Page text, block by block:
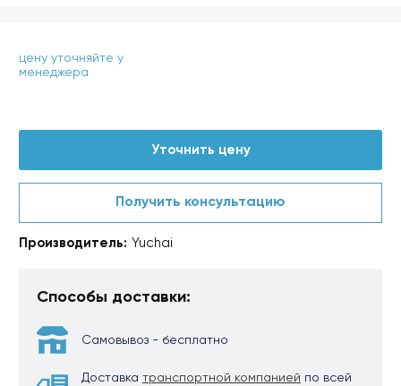
цену уточняйте у
менеджера
Уточнить цену
Получить консультацию
Производитель: Yuchai
Способы доставки:
Самовывоз - бесплатно
Доставка транспортной компанией по всей